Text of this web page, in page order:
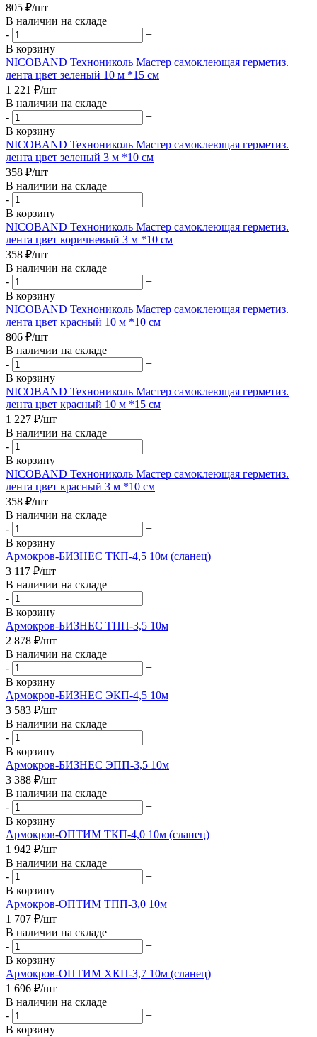
805 ₽/шт
В наличии на складе
-
+
В корзину
NICOBAND Технониколь Мастер самоклеющая герметиз.
лента цвет зеленый 10 м *15 см
1 221 ₽/шт
В наличии на складе
-
+
В корзину
NICOBAND Технониколь Мастер самоклеющая герметиз.
лента цвет зеленый 3 м *10 см
358 ₽/шт
В наличии на складе
-
+
В корзину
NICOBAND Технониколь Мастер самоклеющая герметиз.
лента цвет коричневый 3 м *10 см
358 ₽/шт
В наличии на складе
-
+
В корзину
NICOBAND Технониколь Мастер самоклеющая герметиз.
лента цвет красный 10 м *10 см
806 ₽/шт
В наличии на складе
-
+
В корзину
NICOBAND Технониколь Мастер самоклеющая герметиз.
лента цвет красный 10 м *15 см
1 227 ₽/шт
В наличии на складе
-
+
В корзину
NICOBAND Технониколь Мастер самоклеющая герметиз.
лента цвет красный 3 м *10 см
358 ₽/шт
В наличии на складе
-
+
В корзину
Армокров-БИЗНЕС ТКП-4,5 10м (сланец)
3 117 ₽/шт
В наличии на складе
-
+
В корзину
Армокров-БИЗНЕС ТПП-3,5 10м
2 878 ₽/шт
В наличии на складе
-
+
В корзину
Армокров-БИЗНЕС ЭКП-4,5 10м
3 583 ₽/шт
В наличии на складе
-
+
В корзину
Армокров-БИЗНЕС ЭПП-3,5 10м
3 388 ₽/шт
В наличии на складе
-
+
В корзину
Армокров-ОПТИМ ТКП-4,0 10м (сланец)
1 942 ₽/шт
В наличии на складе
-
+
В корзину
Армокров-ОПТИМ ТПП-3,0 10м
1 707 ₽/шт
В наличии на складе
-
+
В корзину
Армокров-ОПТИМ ХКП-3,7 10м (сланец)
1 696 ₽/шт
В наличии на складе
-
+
В корзину